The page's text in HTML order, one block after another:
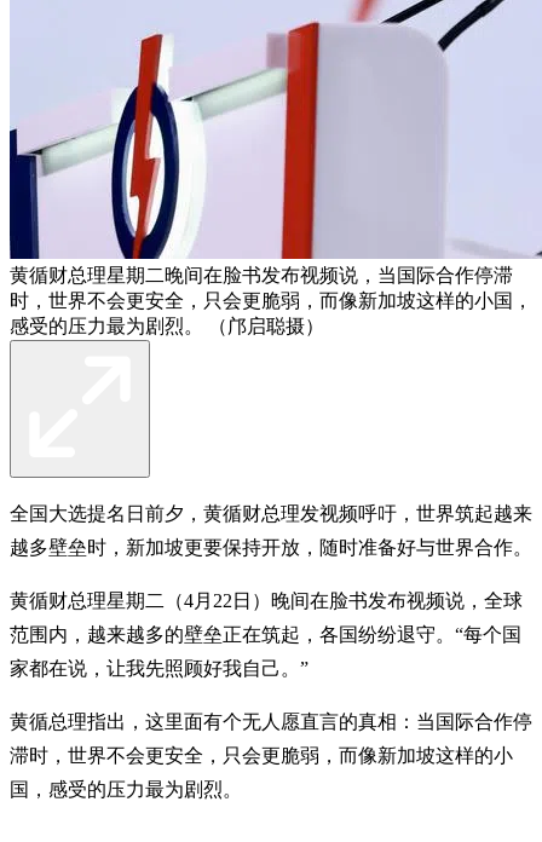
黄循财总理星期二晚间在脸书发布视频说，当国际合作停滞
时，世界不会更安全，只会更脆弱，而像新加坡这样的小国，
感受的压力最为剧烈。 （邝启聪摄）
全国大选提名日前夕，黄循财总理发视频呼吁，世界筑起越来
越多壁垒时，新加坡更要保持开放，随时准备好与世界合作。
黄循财总理星期二（4月22日）晚间在脸书发布视频说，全球
范围内，越来越多的壁垒正在筑起，各国纷纷退守。“每个国
家都在说，让我先照顾好我自己。”
黄循总理指出，这里面有个无人愿直言的真相：当国际合作停
滞时，世界不会更安全，只会更脆弱，而像新加坡这样的小
国，感受的压力最为剧烈。